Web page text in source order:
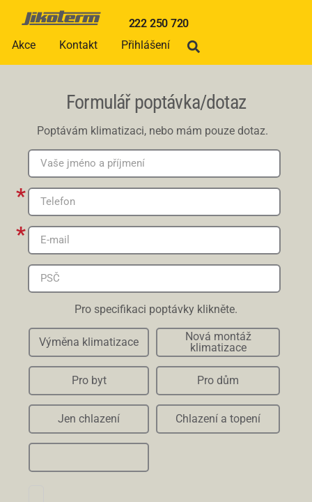
222 250 720
Akce
Kontakt Přihlášení
Formulář poptávka/dotaz
Poptávám klimatizaci, nebo mám pouze dotaz.
Pro specifikaci poptávky klikněte.
Výměna klimatizace
Nová montáž
klimatizace
Pro byt Pro dům
Jen chlazení Chlazení a topení